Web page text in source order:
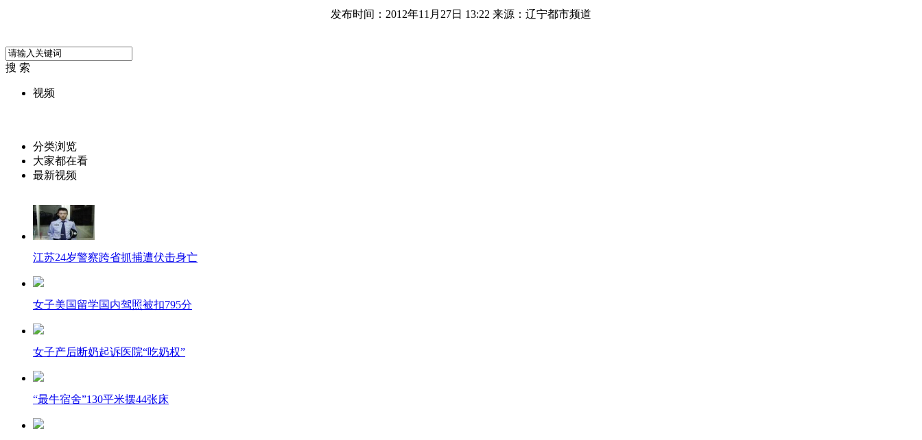
发布时间：2012年11月27日 13:22 来源：辽宁都市频道
搜 索
视频
分类浏览
大家都在看
最新视频
江苏24岁警察跨省抓捕遭伏击身亡
女子美国留学国内驾照被扣795分
女子产后断奶起诉医院“吃奶权”
“最牛宿舍”130平米摆44张床